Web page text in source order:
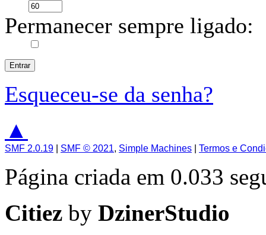
Permanecer sempre ligado:
Esqueceu-se da senha?
▲
SMF 2.0.19 SMF © 2021, Simple Machines Termos e
Página criada em 0.033
Citiez by DzinerStudio